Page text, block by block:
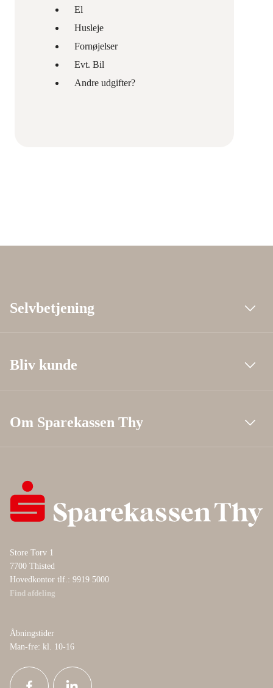
El
Husleje
Fornøjelser
Evt. Bil
Andre udgifter?
Selvbetjening
Bliv kunde
Om Sparekassen Thy
Store Torv 1
7700 Thisted
Hovedkontor tlf.: 9919 5000
Find afdeling
Åbningstider
Man-fre: kl. 10-16